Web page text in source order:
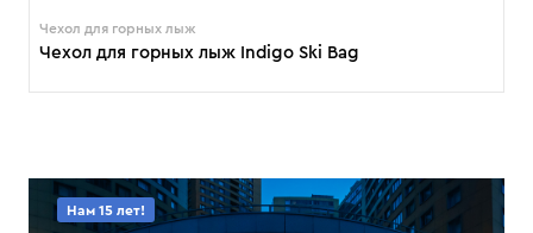
Чехол для горных лыж
Чехол для горных лыж Indigo Ski Bag
Нам 15 лет!